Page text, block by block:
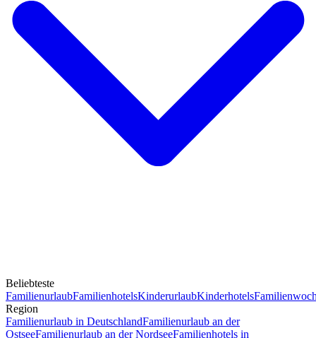
Beliebteste
FamilienurlaubFamilienhotelsKinderurlaubKinderhotels
Region
Familienurlaub in DeutschlandFamilienurlaub an der
OstseeFamilienurlaub an der NordseeFamilienhotels in